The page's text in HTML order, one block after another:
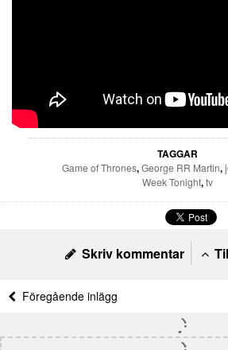
TAGGAR
Game of Thrones,George RR Martin,
Week Tonight,tv
Skriv kommentar
Föregående inlägg